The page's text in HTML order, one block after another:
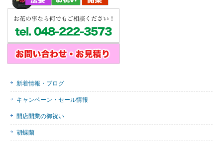
新着情報・ブログ
キャンペーン・セール情報
開店開業の御祝い
胡蝶蘭